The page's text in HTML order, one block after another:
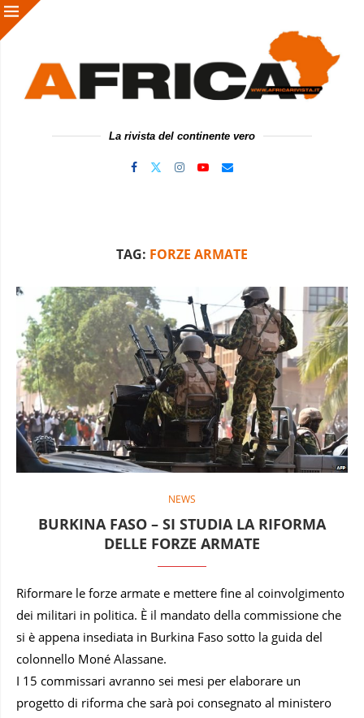
La rivista del continente vero
TAG: FORZE ARMATE
NEWS
BURKINA FASO – SI STUDIA LA RIFORMA
DELLE FORZE ARMATE
Riformare le forze armate e mettere fine al coinvolgimento
dei militari in politica. È il mandato della commissione che
si è appena insediata in Burkina Faso sotto la guida del
colonnello Moné Alassane.
I 15 commissari avranno sei mesi per elaborare un
progetto di riforma che sarà poi consegnato al ministero